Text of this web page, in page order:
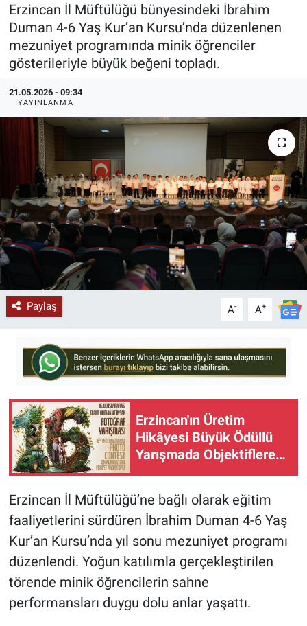
Erzincan İl Müftülüğü bünyesindeki İbrahim
Duman 4-6 Yaş Kur’an Kursu’nda düzenlenen
mezuniyet programında minik öğrenciler
gösterileriyle büyük beğeni topladı.
21.05.2026 - 09:34
YAYINLANMA
Paylaş A- A+
Erzincan'ın Üretim
Hikâyesi Büyük Ödüllü
Yarışmada Objektiflere
Yansıyor
Erzincan İl Müftülüğü’ne bağlı olarak eğitim
faaliyetlerini sürdüren İbrahim Duman 4-6 Yaş
Kur’an Kursu’nda yıl sonu mezuniyet programı
düzenlendi. Yoğun katılımla gerçekleştirilen
törende minik öğrencilerin sahne
performansları duygu dolu anlar yaşattı.
KÜLTÜR-SANAT
Yerel Haber
Politika
SPOR
YAŞAM
RESMİ İLAN